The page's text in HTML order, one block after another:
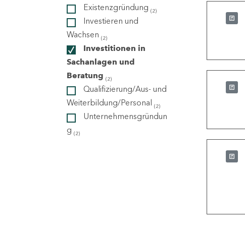
Existenzgründung (2)
Investieren und
Wachsen (2)
Investitionen in
Sachanlagen und
Beratung (2)
Qualifizierung/Aus- und
Weiterbildung/Personal (2)
Unternehmensgründun
g (2)